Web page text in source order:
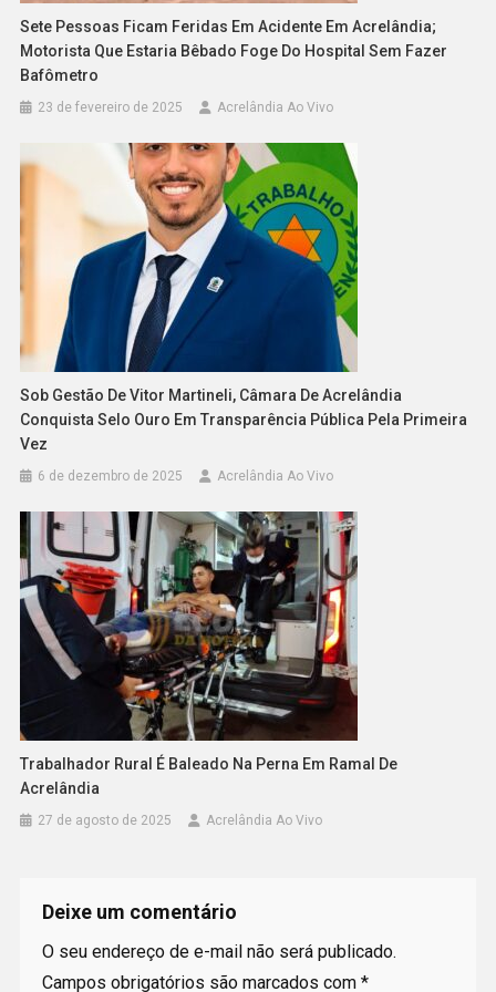
Sete Pessoas Ficam Feridas Em Acidente Em Acrelândia;
Motorista Que Estaria Bêbado Foge Do Hospital Sem Fazer
Bafômetro
23 de fevereiro de 2025 Acrelândia Ao Vivo
Sob Gestão De Vitor Martineli, Câmara De Acrelândia
Conquista Selo Ouro Em Transparência Pública Pela Primeira
Vez
6 de dezembro de 2025 Acrelândia Ao Vivo
Trabalhador Rural É Baleado Na Perna Em Ramal De
Acrelândia
27 de agosto de 2025 Acrelândia Ao Vivo
Deixe um comentário
O seu endereço de e-mail não será publicado.
Campos obrigatórios são marcados com *